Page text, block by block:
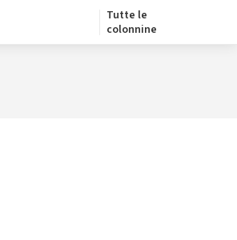
Tutte le
colonnine